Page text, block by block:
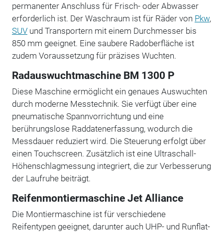
permanenter Anschluss für Frisch- oder Abwasser
erforderlich ist. Der Waschraum ist für Räder von Pkw,
SUVund Transportern mit einem Durchmesser bis
850 mm geeignet. Eine saubere Radoberfläche ist
zudem Voraussetzung für präzises Wuchten.
Radauswuchtmaschine BM 1300 P
Diese Maschine ermöglicht ein genaues Auswuchten
durch moderne Messtechnik. Sie verfügt über eine
pneumatische Spannvorrichtung und eine
berührungslose Raddatenerfassung, wodurch die
Messdauer reduziert wird. Die Steuerung erfolgt über
einen Touchscreen. Zusätzlich ist eine Ultraschall-
Höhenschlagmessung integriert, die zur Verbesserung
der Laufruhe beiträgt.
Reifenmontiermaschine Jet Alliance
Die Montiermaschine ist für verschiedene
Reifentypen geeignet, darunter auch UHP- und Runflat-